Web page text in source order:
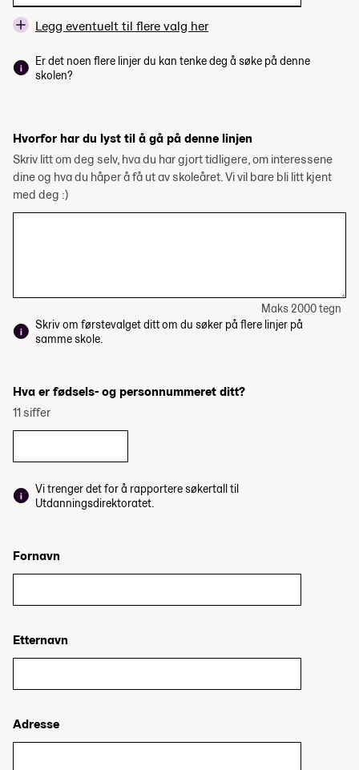
Legg eventuelt til flere valg her
Er det noen flere linjer du kan tenke deg å søke på denne
skolen?
Hvorfor har du lyst til å gå på denne linjen
Skriv litt om deg selv, hva du har gjort tidligere, om interessene
dine og hva du håper å få ut av skoleåret. Vi vil bare bli litt kjent
med deg :)
Maks 2000 tegn
Skriv om førstevalget ditt om du søker på flere linjer på
samme skole.
Hva er fødsels- og personnummeret ditt?
11 siffer
Vi trenger det for å rapportere søkertall til
Utdanningsdirektoratet.
Fornavn
Etternavn
Adresse